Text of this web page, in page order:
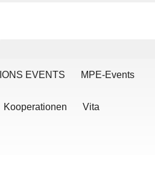
EVENTS MPE-Events
Kooperationen Vita